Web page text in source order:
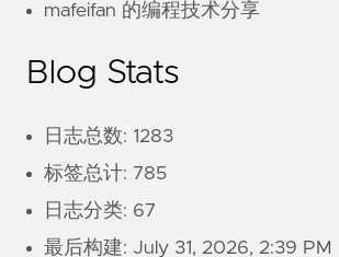
mafeifan 的编程技术分享
Blog Stats
日志总数: 1283
标签总计: 785
日志分类: 67
最后构建: July 31, 2026, 2:39 PM